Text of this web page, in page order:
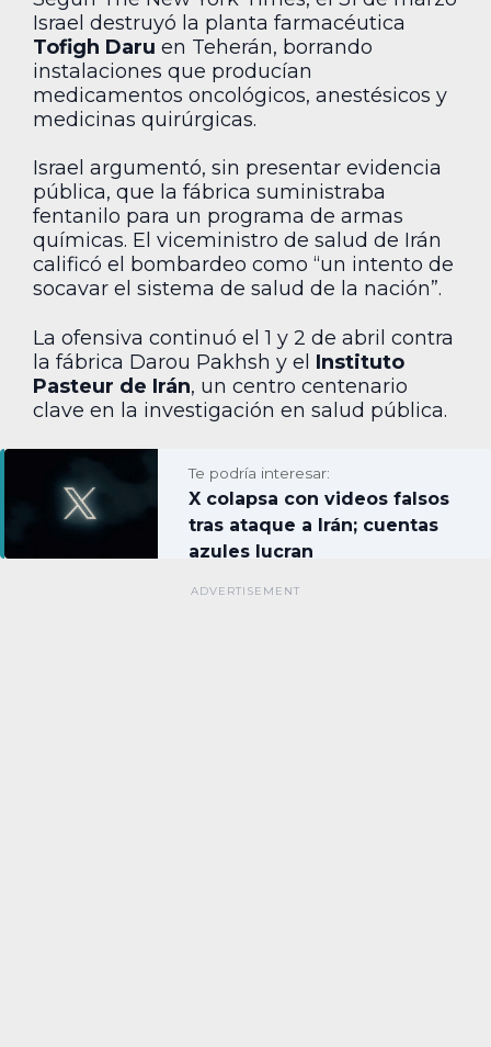
Israel destruyó la planta farmacéutica
Tofigh Daru en Teherán, borrando
instalaciones que producían
medicamentos oncológicos, anestésicos y
medicinas quirúrgicas.
Israel argumentó, sin presentar evidencia
pública, que la fábrica suministraba
fentanilo para un programa de armas
químicas. El viceministro de salud de Irán
calificó el bombardeo como “un intento de
socavar el sistema de salud de la nación”.
La ofensiva continuó el 1 y 2 de abril contra
la fábrica Darou Pakhsh y el Instituto
Pasteur de Irán, un centro centenario
clave en la investigación en salud pública.
Te podría interesar:
X colapsa con videos falsos
tras ataque a Irán; cuentas
azules lucran